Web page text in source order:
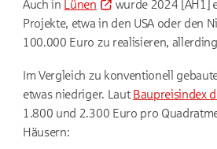
Auch in Lünen
wurde 2024 [AH1]
Projekte, etwa in den USA oder den
100.000 Euro zu realisieren,
Im Vergleich zu konventionell
etwas niedriger. Laut Baupreisindex
1.800 und 2.300 Euro pro
Häusern: